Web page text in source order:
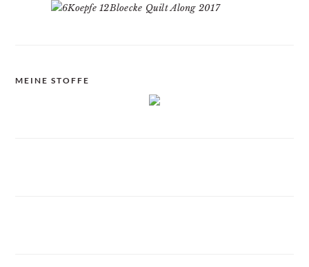
MEINE STOFFE